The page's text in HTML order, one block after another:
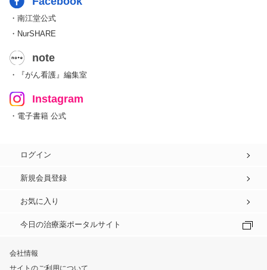
・南江堂公式
・NurSHARE
note
・『がん看護』編集室
Instagram
・電子書籍 公式
ログイン
新規会員登録
お気に入り
今日の治療薬ポータルサイト
会社情報
サイトのご利用について